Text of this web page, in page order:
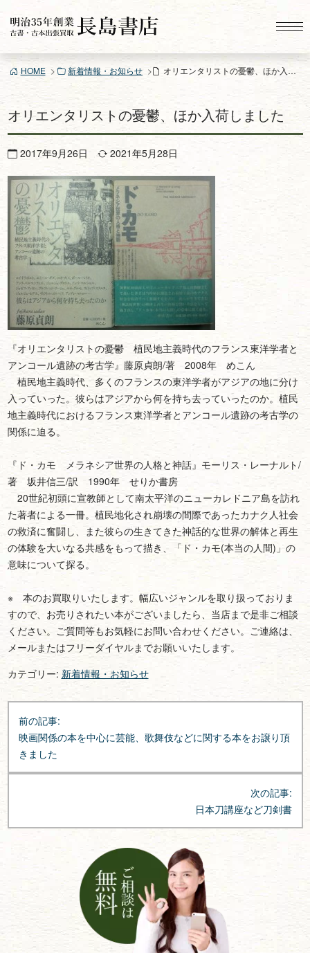
ン
ツ
ス
キ
プ
HOME 新着情報・お知らせ オリエンタリストの憂鬱、ほか入荷しました
オリエンタリストの憂鬱、ほか入荷しました
2017年9月26日 2021年5月28日
『オリエンタリストの憂鬱 植民地主義時代のフランス東洋学者と
アンコール遺跡の考古学』藤原貞朗/著 2008年 めこん
植民地主義時代、多くのフランスの東洋学者がアジアの地に分け
入っていった。彼らはアジアから何を持ち去っていったのか。植民
地主義時代におけるフランス東洋学者とアンコール遺跡の考古学の
関係に迫る。
『ド・カモ メラネシア世界の人格と神話』モーリス・レーナルト/
著 坂井信三/訳 1990年 せりか書房
20世紀初頭に宣教師として南太平洋のニューカレドニア島を訪れ
た著者による一冊。植民地化され崩壊の間際であったカナク人社会
の救済に奮闘し、また彼らの生きてきた神話的な世界の解体と再生
の体験を大いなる共感をもって描き、「ド・カモ(本当の人間)」の
意味について探る。
※ 本のお買取りいたします。幅広いジャンルを取り扱っておりま
すので、お売りされたい本がございましたら、当店まで是非ご相談
ください。ご質問等もお気軽にお問い合わせください。ご連絡は、
メールまたはフリーダイヤルまでお願いいたします。
カテゴリー: 新着情報・お知らせ
投
稿
ナ
ビ
シ
前の記事:
映画関係の本を中心に芸能、歌舞伎などに関する本をお譲り頂
きました
次の記事:
日本刀講座など刀剣書